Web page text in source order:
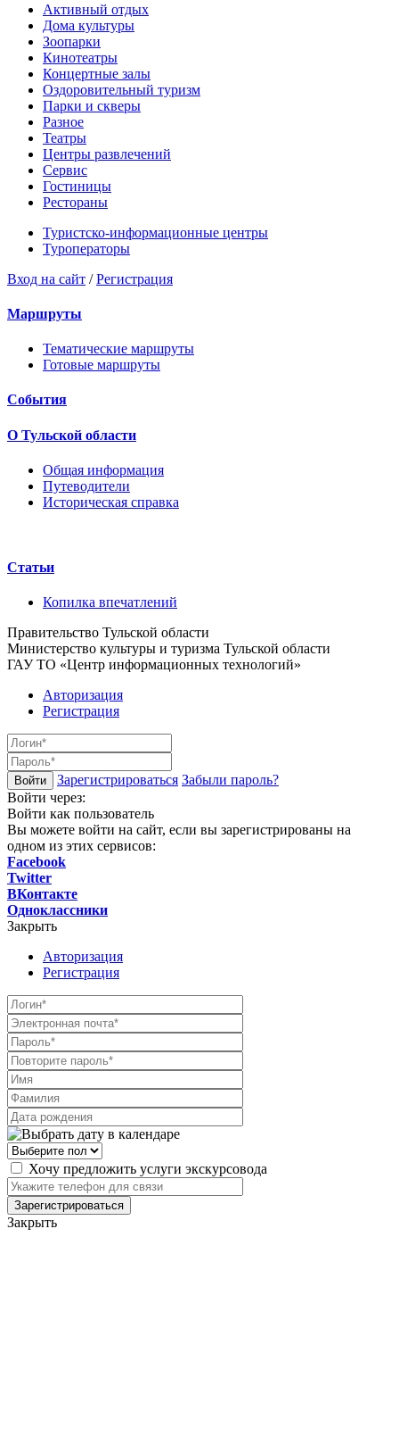
Активный отдых
Дома культуры
Зоопарки
Кинотеатры
Концертные залы
Оздоровительный туризм
Парки и скверы
Разное
Театры
Центры развлечений
Сервис
Гостиницы
Рестораны
Туристско-информационные центры
Туроператоры
Вход на сайт /Регистрация
Маршруты
Тематические маршруты
Готовые маршруты
События
О Тульской области
Общая информация
Путеводители
Историческая справка
Статьи
Копилка впечатлений
Правительство Тульской области
Министерство культуры и туризма Тульской области
ГАУ ТО «Центр информационных технологий»
Авторизация
Регистрация
Зарегистрироваться Забыли пароль?
Войти через:
Войти как пользователь
Вы можете войти на сайт, если вы зарегистрированы на
одном из этих сервисов:
Facebook
Twitter
ВКонтакте
Одноклассники
Закрыть
Авторизация
Регистрация
Хочу предложить услуги экскурсовода
Закрыть